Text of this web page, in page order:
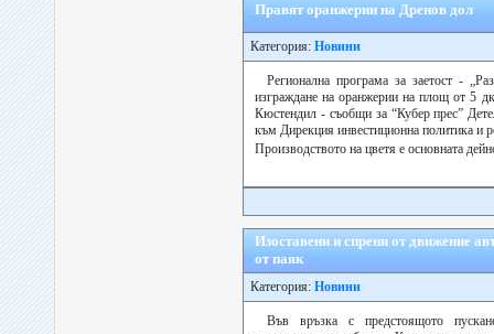
Правят оранжерии на Дренов дол
Категория: Новини
Регионална програма за заетост -
изграждане на оранжерии на площ от 5
Кюстендил - съобщи за “Кубер прес”
към Дирекция инвестиционна политика и
Производството на цветя е основната
Изоставени и спрени от движение
от паяк
Категория: Новини
Във връзка с предстоящото